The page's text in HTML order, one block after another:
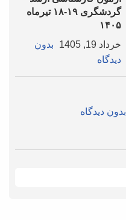
گردشگری ۱۹-۱۸ تیرماه
۱۴۰۵
خرداد 19, 1405
بدون
دیدگاه
بدون دیدگاه